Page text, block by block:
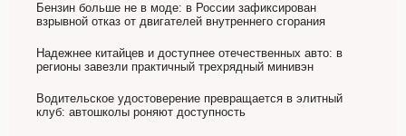
Бензин больше не в моде: в России зафиксирован
взрывной отказ от двигателей внутреннего сгорания
Надежнее китайцев и доступнее отечественных авто: в
регионы завезли практичный трехрядный минивэн
Водительское удостоверение превращается в элитный
клуб: автошколы роняют доступность